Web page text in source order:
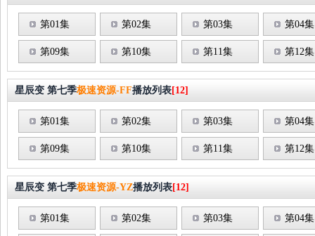
第01集 第02集 第03集 第04集
第09集 第10集 第11集 第12集
星辰变 第七季极速资源-FF播放列表[12]
第01集 第02集 第03集 第04集
第09集 第10集 第11集 第12集
星辰变 第七季极速资源-YZ播放列表[12]
第01集 第02集 第03集 第04集